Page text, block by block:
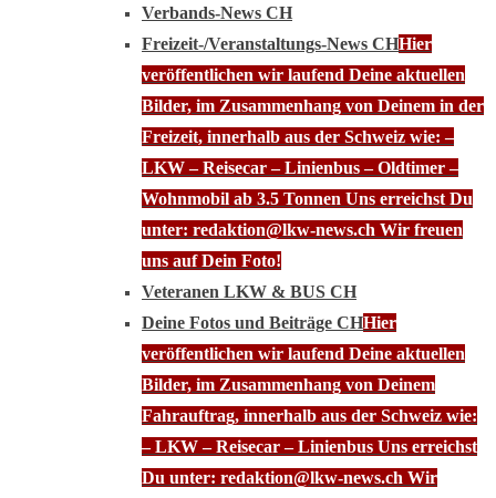
Verbands-News CH
Freizeit-/Veranstaltungs-News CHHier
veröffentlichen wir laufend Deine aktuellen
Bilder, im Zusammenhang von Deinem in der
Freizeit, innerhalb aus der Schweiz wie: –
LKW – Reisecar – Linienbus – Oldtimer –
Wohnmobil ab 3.5 Tonnen Uns erreichst Du
unter: redaktion@lkw-news.ch Wir freuen
uns auf Dein Foto!
Veteranen LKW & BUS CH
Deine Fotos und Beiträge CHHier
veröffentlichen wir laufend Deine aktuellen
Bilder, im Zusammenhang von Deinem
Fahrauftrag, innerhalb aus der Schweiz wie:
– LKW – Reisecar – Linienbus Uns erreichst
Du unter: redaktion@lkw-news.ch Wir